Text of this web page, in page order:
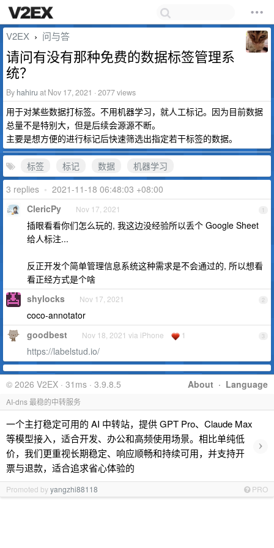
V2EX › 问与答
请问有没有那种免费的数据标签管理系
统？
By hahiru at Nov 17, 2021 · 2077 views
用于对某些数据打标签。不用机器学习，就人工标记。因为目前数据
总量不是特别大，但是后续会源源不断。
主要是想方便的进行标记后快速筛选出指定若干标签的数据。
标签 标记 数据
机器学习
3 replies • 2021-11-18 06:48:03 +08:00
1
ClericPy Nov 17, 2021
插眼看看你们怎么玩的, 我这边没经验所以丢个 Google Sheet
给人标注...
反正开发个简单管理信息系统这种需求是不会通过的, 所以想看
看正经方式是个啥
2
shylocks Nov 17, 2021
coco-annotator
3
goodbest Nov 18, 2021 via iPhone 1
https://labelstud.io/
About · Language
© 2026 V2EX · 31ms · 3.9.8.5
AI-dns 最稳的中转服务
一个主打稳定可用的 AI 中转站，提供 GPT Pro、Claude Max
等模型接入，适合开发、办公和高频使用场景。相比单纯低
价，我们更重视长期稳定、响应顺畅和持续可用，并支持开
票与退款，适合追求省心体验的
›
Promoted byyangzhi88118 PRO